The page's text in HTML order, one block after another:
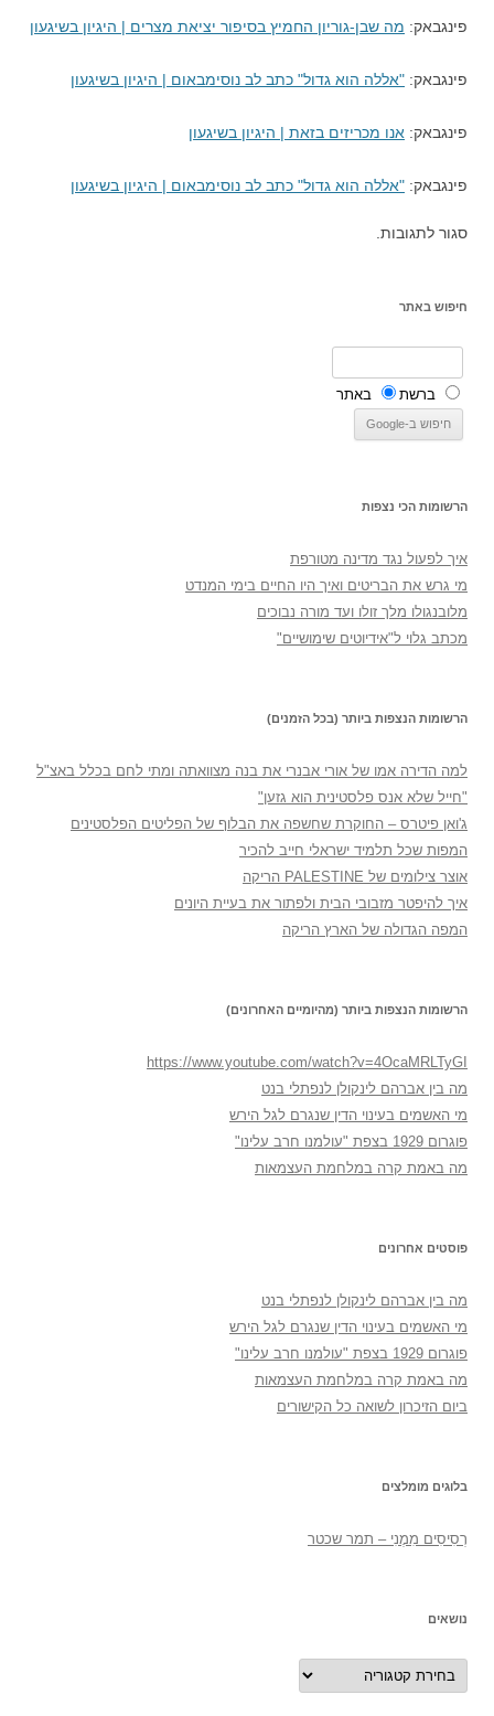
פינגבאק: מה שבן-גוריון החמיץ בסיפור יציאת מצרים | היגיון בשיגעון
פינגבאק: "אללה הוא גדול" כתב לב נוסימבאום | היגיון בשיגעון
פינגבאק: אנו מכריזים בזאת | היגיון בשיגעון
פינגבאק: "אללה הוא גדול" כתב לב נוסימבאום | היגיון בשיגעון
סגור לתגובות.
חיפוש באתר
ברשת באתר
הרשומות הכי נצפות
איך לפעול נגד מדינה מטורפת
מי גרש את הבריטים ואיך היו החיים בימי המנדט
מלובנגולו מלך זולו ועד מורה נבוכים
מכתב גלוי ל"אידיוטים שימושיים"
הרשומות הנצפות ביותר (בכל הזמנים)
למה הדירה אמו של אורי אבנרי את בנה מצוואתה ומתי לחם בכלל באצ"ל
"חייל שלא אנס פלסטינית הוא גזען"
ג'ואן פיטרס – החוקרת שחשפה את הבלוף של הפליטים הפלסטינים
המפות שכל תלמיד ישראלי חייב להכיר
אוצר צילומים של PALESTINE הריקה
איך להיפטר מזבובי הבית ולפתור את בעיית היונים
המפה הגדולה של הארץ הריקה
הרשומות הנצפות ביותר (מהיומיים האחרונים)
https://www.youtube.com/watch?v=4OcaMRLTyGI
מה בין אברהם לינקולן לנפתלי בנט
מי האשמים בעינוי הדין שנגרם לגל הירש
פוגרום 1929 בצפת "עולמנו חרב עלינו"
מה באמת קרה במלחמת העצמאות
פוסטים אחרונים
מה בין אברהם לינקולן לנפתלי בנט
מי האשמים בעינוי הדין שנגרם לגל הירש
פוגרום 1929 בצפת "עולמנו חרב עלינו"
מה באמת קרה במלחמת העצמאות
ביום הזיכרון לשואה כל הקישורים
בלוגים מומלצים
רְסִיסִים מִמֶנִי – תמר שכטר
נושאים
נושאים